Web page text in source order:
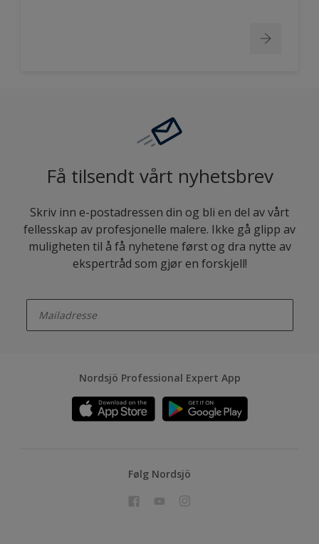
Få tilsendt vårt nyhetsbrev
Skriv inn e-postadressen din og bli en del av vårt
fellesskap av profesjonelle malere. Ikke gå glipp av
muligheten til å få nyhetene først og dra nytte av
ekspertråd som gjør en forskjell!
Nordsjö Professional Expert App
Følg Nordsjö